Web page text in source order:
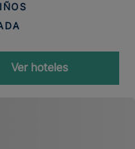
Ver hoteles